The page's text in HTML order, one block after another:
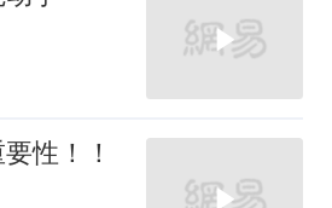
性！！